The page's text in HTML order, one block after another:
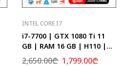
INTEL CORE I7
i7-7700 | GTX 1080 Ti 11
GB | RAM 16 GB | H110 |
SSD 512 GB
2,650.00₾ 1,799.00₾